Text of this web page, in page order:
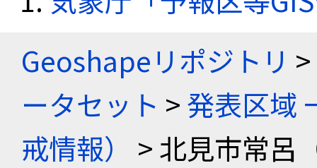
Geoshapeリポジトリ >
ータセット >発表区域
戒情報）
> 北見市常呂